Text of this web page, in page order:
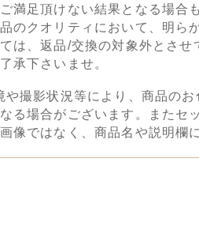
満足頂けない結果となる場合
のクオリティにおいて、明ら
は、返品/交換の対象外とさ
承下さいませ。
や撮影状況等により、商品の
る場合がございます。またセ
像ではなく、商品名や説明欄